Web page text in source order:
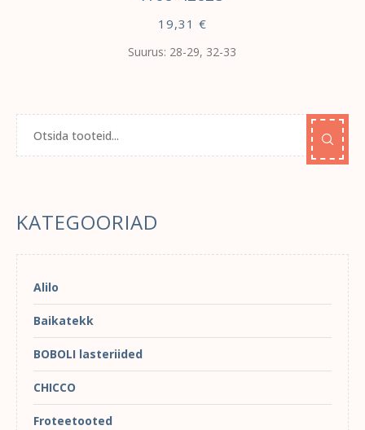
19,31 €
Suurus: 28-29, 32-33
KATEGOORIAD
Alilo
Baikatekk
BOBOLI lasteriided
CHICCO
Froteetooted